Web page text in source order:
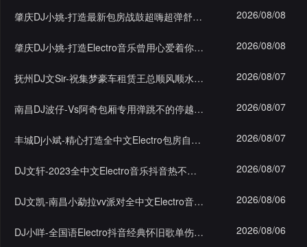
肇庆DJ小姚-打造最新包房战鼓超嗨超弹舒服弹跳P1串烧 2026/08/08
肇庆DJ小姚-打造Electro音乐曾用心爱着你晴天提供串烧 2026/08/08
抚州DJ文Sir-祝集梦豪车租赁王总顺风顺水我记得我还专辑 2026/08/07
南昌DJ波仔-Vs阿奇包厢专用弹跳不的停越南鼓House串烧 2026/08/07
丰城Dj小斌-精心打造全中文Electro包房自用超嗨旋律专辑 2026/08/07
DJ文轩-2023全中文Electro音乐抖音热不会再见了私货串烧 2026/08/07
DJ文凯-南昌小勐拉vv派对全中文Electro音乐奖励私货串烧 2026/08/06
DJ小咩-全国语Electro抖音经典怀旧歌单伤心分手情歌大碟 2026/08/06